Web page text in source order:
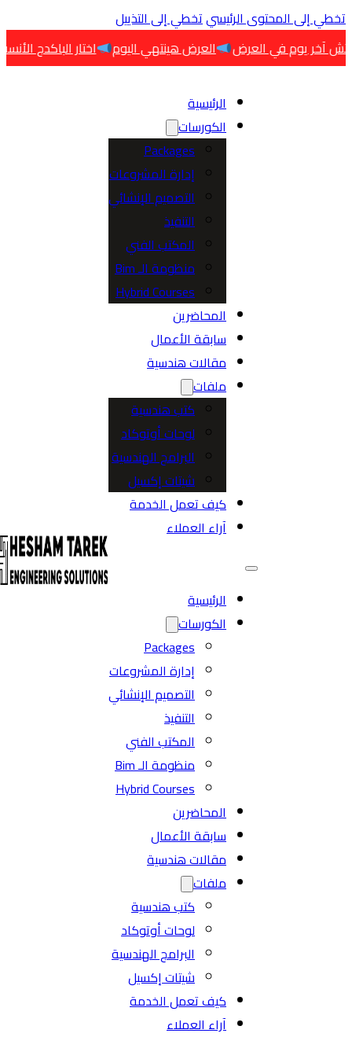
إلى المحتوى الرئيسيتخطي إلى التذييل
في العرض
العرض هينتهي اليوم اختار الباكدج الأنسب لتخصصك
الرئيسية
الكورسات
Packages
إدارة المشروعات
التصميم الإنشائي
التنفيذ
المكتب الفني
منظومة الـ Bim
Hybrid Courses
المحاضرين
سابقة الأعمال
مقالات هندسية
ملفات
كتب هندسية
لوحات أوتوكاد
البرامج الهندسية
شيتات إكسيل
كيف تعمل الخدمة
آراء العملاء
الرئيسية
الكورسات
Packages
إدارة المشروعات
التصميم الإنشائي
التنفيذ
المكتب الفني
منظومة الـ Bim
Hybrid Courses
المحاضرين
سابقة الأعمال
مقالات هندسية
ملفات
كتب هندسية
لوحات أوتوكاد
البرامج الهندسية
شيتات إكسيل
كيف تعمل الخدمة
آراء العملاء